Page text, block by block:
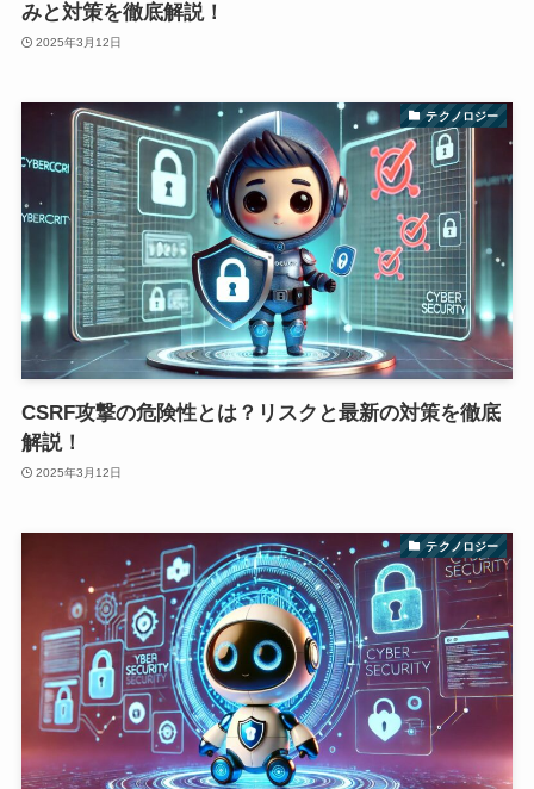
みと対策を徹底解説！
2025年3月12日
テクノロジー
CSRF攻撃の危険性とは？リスクと最新の対策を徹底
解説！
2025年3月12日
テクノロジー